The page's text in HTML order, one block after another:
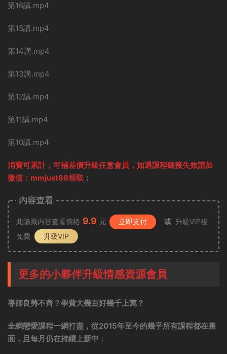
第16講.mp4
第15講.mp4
第14講.mp4
第13講.mp4
第12講.mp4
第11講.mp4
第10講.mp4
消費可累計，可補差價升級任意會員， 如遇課程鏈接失效請加
微信：mmjust88領取 ：
内容查看
此隐藏内容查看價格 9.9 元 立即支付 或 升級VIP後
免費
升級VIP
更多的小夥伴升級情感資源會員
導師良莠不齊？學費大幾百好幾千上萬？
全網戀愛課程一網打盡，從2015年至今的幾乎所有課程都在裏
面，且每月仍在持續上新中 ：